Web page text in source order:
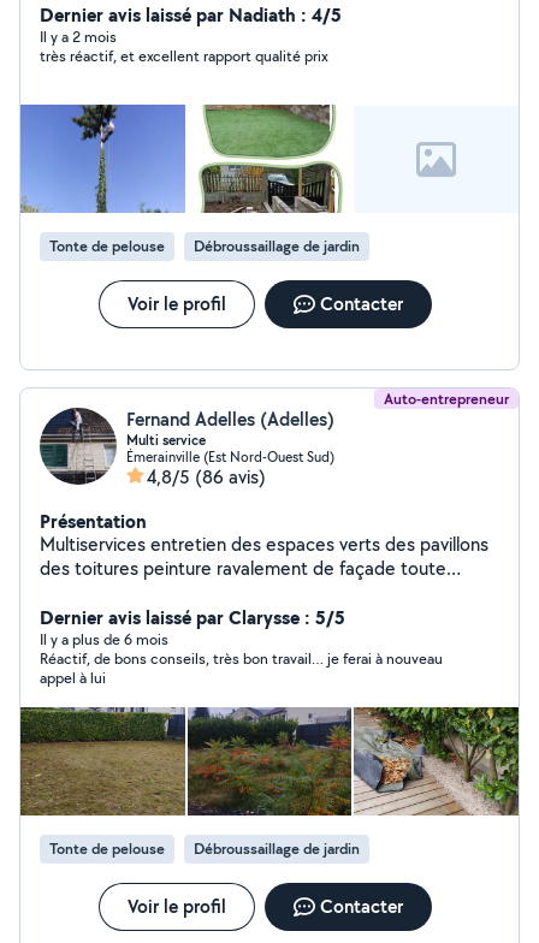
Étêtage d'arbres Dessouchage Débroussaillage Pose de
gazon tout type Création de chemin Terrassement
Création de mur Pose de clôture Décoration de jardin
choisir HOERTER PAYSAGISTE ? - Un travail soigné et
professionnel - Des solutions adaptées à chacun de vos
projets.
Dernier avis laissé par Nadiath : 4/5
Il y a 2 mois
très réactif, et excellent rapport qualité prix
Tonte de pelouse Débroussaillage de jardin
Voir le profil Contacter
Auto-entrepreneur
Fernand Adelles (Adelles)
Multi service
Émerainville (Est Nord-Ouest Sud)
4,8/5 (86 avis)
Présentation
Multiservices entretien des espaces verts des pavillons
des toitures peinture ravalement de façade toute
pavillons et nettoyage d'extérieur , entretien d'intérieur
peinture, nettoyage des murs, on va du papier peint,
pose de papier peint, pose de robinet, peinture sur
carrelage et baignoire, et pose petite surface de
carrelage mural et sol
Dernier avis laissé par Clarysse : 5/5
Il y a plus de 6 mois
Réactif, de bons conseils, très bon travail… je ferai à nouveau
appel à lui
Tonte de pelouse Débroussaillage de jardin
Voir le profil Contacter